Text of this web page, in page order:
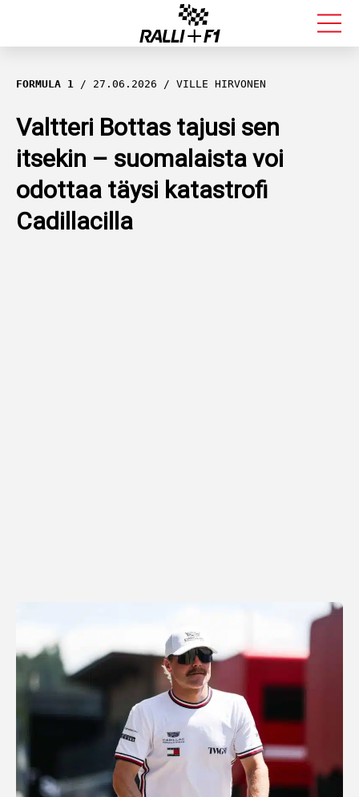
FORMULA 1
RALLI
KALLE ROVANPERÄ
VALTTERI BOTTAS
FORMULA 1 27.06.2026 VILLE HIRVONEN
Valtteri Bottas tajusi sen
itsekin – suomalaista voi
odottaa täysi katastrofi
Cadillacilla